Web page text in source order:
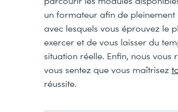
un formateur afin de pleinement
avec lesquels vous éprouvez le
exercer et de vous laisser du
situation réelle. Enfin, nous
vous sentez que vous maîtrisez
réussite.